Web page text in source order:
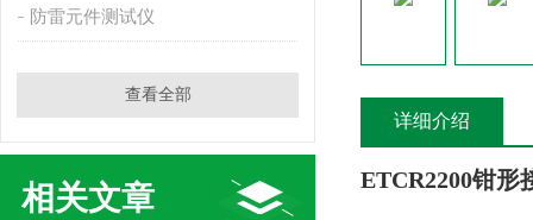
防雷元件测试仪
查看全部
相关文章
详细介绍
ETCR2200钳形